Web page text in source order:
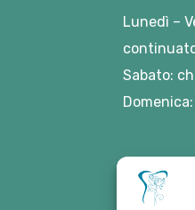
Lunedì –
Sabato: